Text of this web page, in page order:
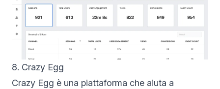
8. Crazy Egg
Crazy Egg è una piattaforma che aiuta a